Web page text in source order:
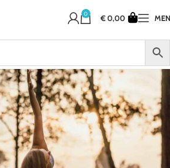
0 €0,00